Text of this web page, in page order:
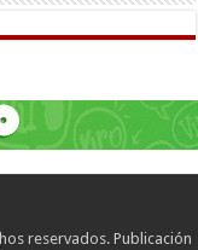
reservados. Publicación